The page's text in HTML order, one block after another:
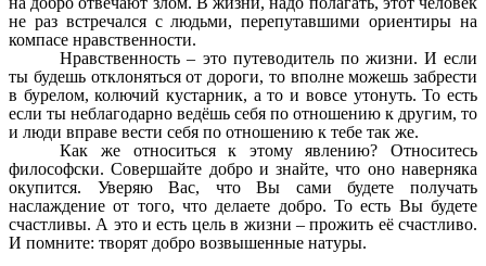
не раз встречался с людьми, перепутавшими ориентиры на
компасе нравственности.
Нравственность – это путеводитель по жизни. И если
ты будешь отклоняться от дороги, то вполне можешь забрести
в бурелом, колючий кустарник, а то и вовсе утонуть. То есть
если ты неблагодарно ведёшь себя по отношению к другим, то
и люди вправе вести себя по отношению к тебе так же.
Как же относиться к этому явлению? Относитесь
философски. Совершайте добро и знайте, что оно наверняка
окупится. Уверяю Вас, что Вы сами будете получать
наслаждение от того, что делаете добро. То есть Вы будете
счастливы. А это и есть цель в жизни – прожить её счастливо.
И помните: творят добро возвышенные натуры.